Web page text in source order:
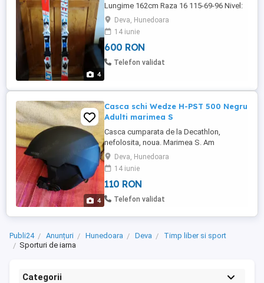
4
Lungime 162cm Raza 16 115-69-96 Nivel:
mediuDeva, Hunedoara
14 iunie
600 RON
Telefon validat
4
Casca schi Wedze H-PST 500 Negru
Adulti marimea S
Casca cumparata de la Decathlon,
nefolosita, noua. Marimea S. Am
cumparat-o pe final de sezon, nu s-a
folosit si a ramas mica de la un sezon la
altul.
Deva, Hunedoara
14 iunie
110 RON
Telefon validat
Publi24 Anunțuri Hunedoara Deva
Timp liber si sport
Sporturi de iarna
Categorii